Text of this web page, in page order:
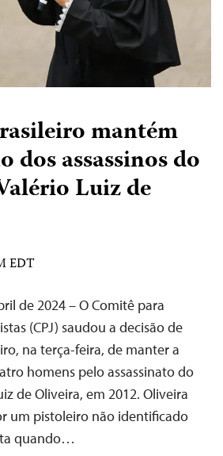
mantém
dos assassinos do
Luiz de
EDT
de 2024 – O Comitê para
(CPJ) saudou a decisão de
na terça-feira, de manter a
homens pelo assassinato do
de Oliveira, em 2012. Oliveira
um pistoleiro não identificado
quando…